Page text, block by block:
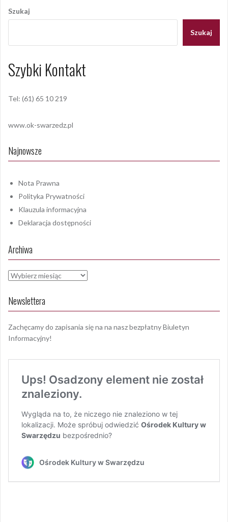
wpisu
Szukaj
Szukaj
Szybki Kontakt
Tel: (61) 65 10 219
www.ok-swarzedz.pl
Najnowsze
Nota Prawna
Polityka Prywatności
Klauzula informacyjna
Deklaracja dostępności
Archiwa
Archiwa
Newslettera
Zachęcamy do zapisania się na na nasz bezpłatny Biuletyn
Informacyjny!